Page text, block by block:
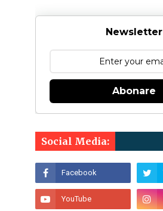
Newsletter
Abonare
Social Media: